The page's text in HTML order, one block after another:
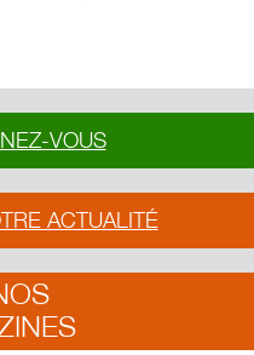
VOUS
ACTUALITÉ